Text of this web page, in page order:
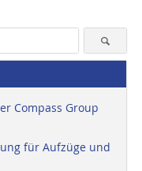
Compass Group
für Aufzüge und